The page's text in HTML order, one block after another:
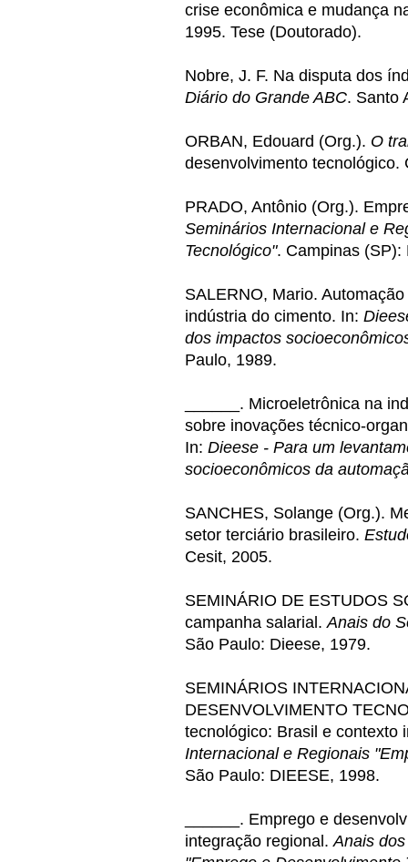
crise econômica e mudança
1995. Tese (Doutorado).
Nobre, J. F. Na disputa dos
Diário do Grande ABC. Santo
ORBAN, Edouard (Org.). O
desenvolvimento
PRADO, Antônio (Org.).
Seminários Internacional e
Tecnológico". Campinas (SP):
SALERNO, Mario.
indústria do cimento. In:
dos impactos
Paulo, 1989.
______. Microeletrônica na
sobre inovações técnico-
In:Dieese - Para um
socioeconômicos da
SANCHES, Solange (Org.).
setor terciário brasileiro.
Cesit, 2005.
SEMINÁRIO DE ESTUDOS
campanha salarial.Anais do
São Paulo: Dieese, 1979.
SEMINÁRIOS
DESENVOLVIMENTO
tecnológico: Brasil e contexto
Internacional e Regionais
São Paulo: DIEESE, 1998.
______. Emprego e
integração regional.Anais